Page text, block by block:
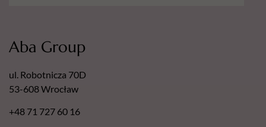
Aba Group
ul. Robotnicza 70D
53-608 Wrocław
+48 71 727 60 16